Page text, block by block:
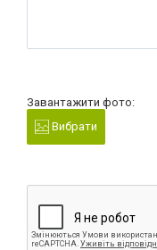
Завантажити фото:
Вибрати